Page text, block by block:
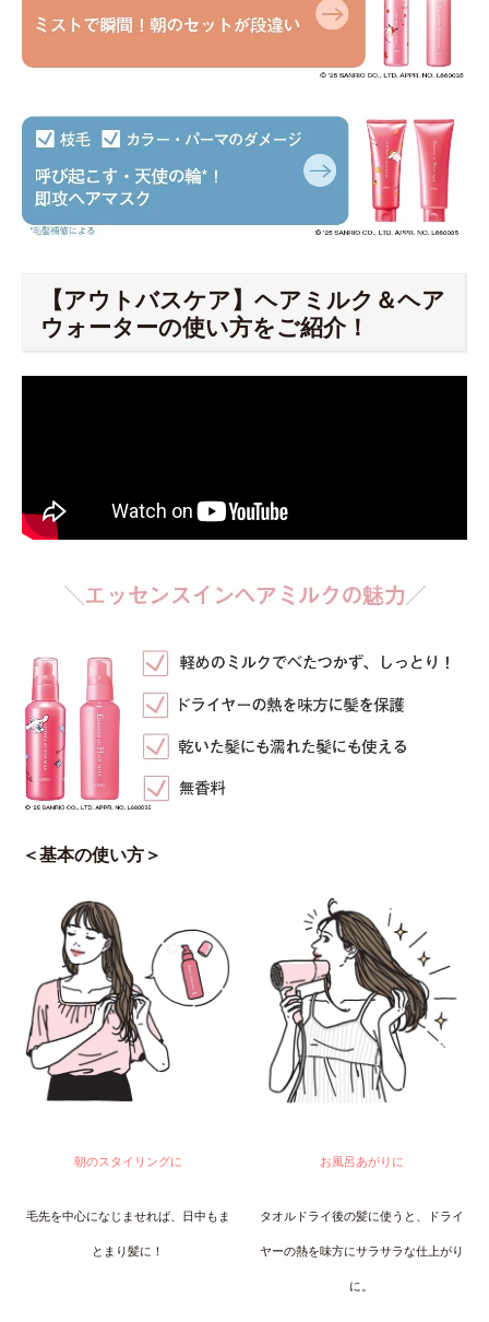
【アウトバスケア】ヘアミルク＆ヘア
ウォーターの使い方をご紹介！
＜基本の使い方＞
朝のスタイリングに
毛先を中心になじませれば、日中もま
とまり髪に！
お風呂あがりに
タオルドライ後の髪に使うと、ドライ
ヤーの熱を味方にサラサラな仕上がり
に。